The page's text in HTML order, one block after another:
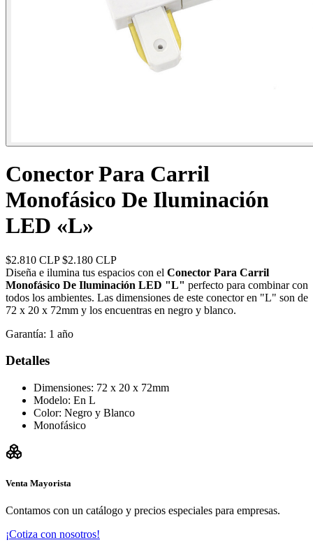
Conector Para Carril
Monofásico De Iluminación
LED «L»
$2.810 CLP $2.180 CLP
Diseña e ilumina tus espacios con el Conector Para Carril
Monofásico De Iluminación LED "L" perfecto para combinar con
todos los ambientes. Las dimensiones de este conector en "L" son de
72 x 20 x 72mm y los encuentras en negro y blanco.
Garantía: 1 año
Detalles
Dimensiones: 72 x 20 x 72mm
Modelo: En L
Color: Negro y Blanco
Monofásico
Venta Mayorista
Contamos con un catálogo y precios especiales para empresas.
¡Cotiza con nosotros!